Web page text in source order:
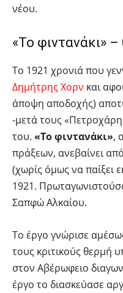
νέου.
«Το φιντανάκι» –
Το 1921 χρονιά που
Δημήτρης Χορν και
άποψη αποδοχής)
-μετά τους
του. «Το φιντανάκι»,
πράξεων, ανεβαίνει
(χωρίς όμως να παίξει
1921.
Σαπφώ Αλκαίου.
Το έργο γνώρισε
τους κριτικούς θερμή
στον Αβέρωφειο
έργο το διασκεύασε